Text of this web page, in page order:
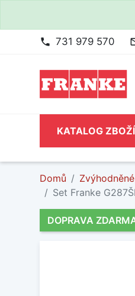
phone 731 979 570
KATALOG ZBOŽÍ
Domů
Set Franke
DOPRAVA